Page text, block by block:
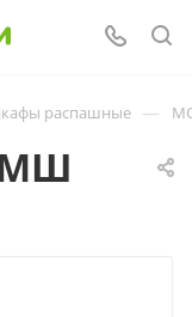
распашные —
МШ